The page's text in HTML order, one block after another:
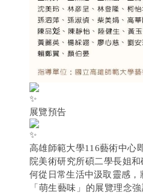
展覽預告
高雄師範大學116藝術中
院美術研究所碩二學長姐
何從日常生活中汲取靈感，
「萌生藝味」的展覽理念